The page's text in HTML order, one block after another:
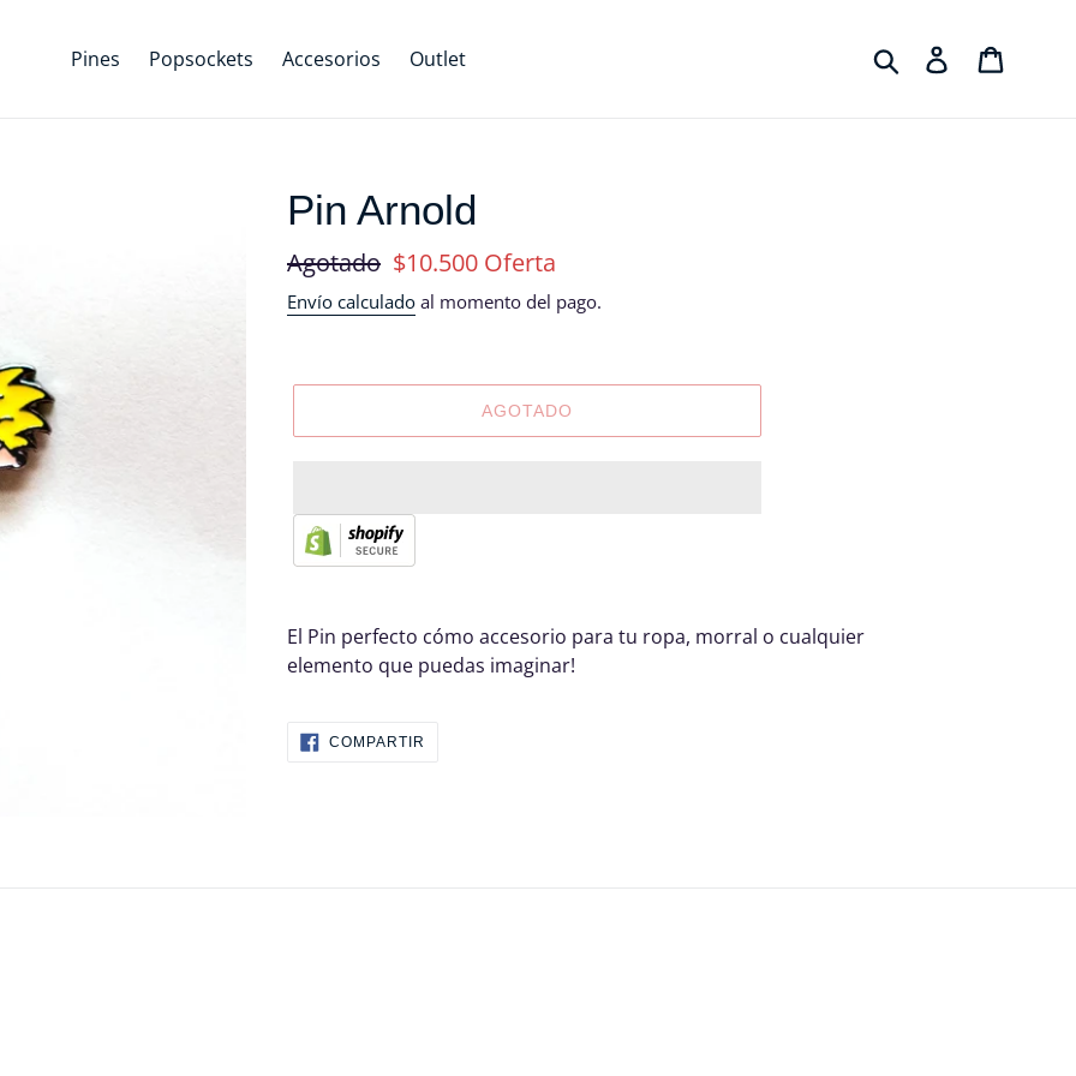
Pines Popsockets Accesorios Outlet Buscar Ingresar
Pin Arnold
Precio
habitual
Agotado Precio
de
$10.500 Oferta
Envío calculado al momento del pago.
AGOTADO
El Pin perfecto cómo accesorio para tu ropa, morral o cualquier
elemento que puedas imaginar!
COMPARTIR